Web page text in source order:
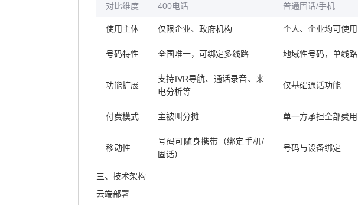
对比维度 400电话 普通固话/手机
使用主体 仅限企业、政府机构 个人、企业均可使用
号码特性 全国唯一，可绑定多线路 地域性号码，单线路
功能扩展
支持IVR导航、通话录音、来
电分析等
仅基础通话功能
付费模式 主被叫分摊 单一方承担全部费用
移动性
号码可随身携带（绑定手机/
固话）
号码与设备绑定
三、技术架构
云端部署